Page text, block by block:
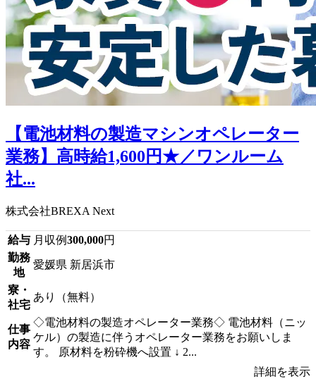
【電池材料の製造マシンオペレーター
業務】高時給1,600円★／ワンルーム
社...
株式会社BREXA Next
給与 月収例300,000円
勤務
地
愛媛県 新居浜市
寮・
社宅
あり（無料）
仕事
内容
◇電池材料の製造オペレーター業務◇ 電池材料（ニッ
ケル）の製造に伴うオペレーター業務をお願いしま
す。 原材料を粉砕機へ設置 ↓ 2...
詳細を表示